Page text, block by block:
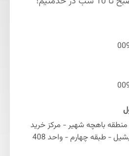
منطقه باهچه شهیر - مرکز خرید
- طبقه چهارم - واحد 408